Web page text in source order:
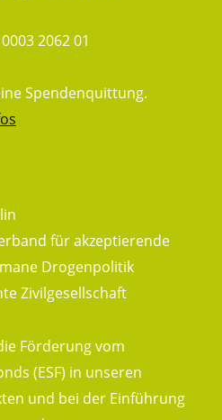
2062 01
Spendenquittung.
für akzeptierende
Drogenpolitik
Zivilgesellschaft
Förderung vom
(ESF) in unseren
und bei der Einführung